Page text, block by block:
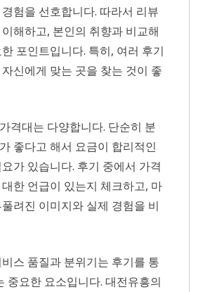
험을 선호합니다. 따라서 리뷰
해하고, 본인의 취향과 비교해
포인트입니다. 특히, 여러 후기
신에게 맞는 곳을 찾는 것이 좋
격대는 다양합니다. 단순히 분
좋다고 해서 요금이 합리적인
가 있습니다. 후기 중에서 가격
한 언급이 있는지 체크하고, 마
려진 이미지와 실제 경험을 비
스 품질과 분위기는 후기를 통
중요한 요소입니다. 대전유흥의